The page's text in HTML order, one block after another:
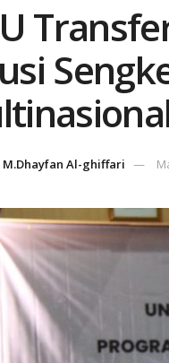
M.Dhayfan Al-ghiffari